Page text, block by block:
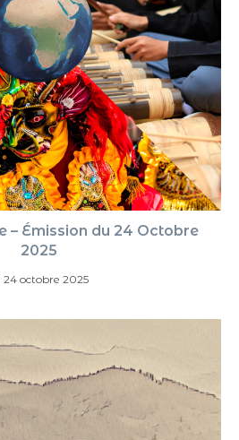
– Émission du 24 Octobre
2025
24 octobre 2025